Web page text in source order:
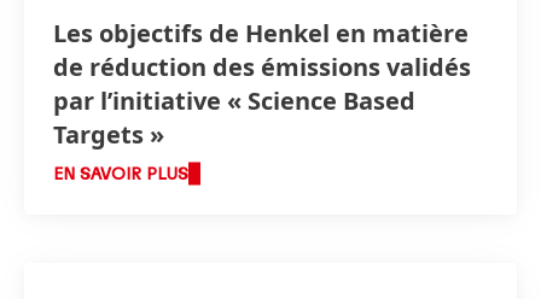
Les objectifs de Henkel en matière
de réduction des émissions validés
par l’initiative « Science Based
Targets »
EN SAVOIR PLUS